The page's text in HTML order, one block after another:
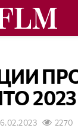
2023
2270